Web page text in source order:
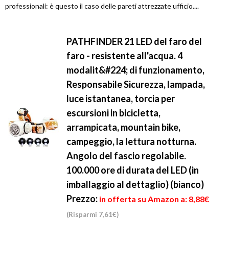
professionali: è questo il caso delle pareti attrezzate ufficio....
PATHFINDER 21 LED del faro del
faro - resistente all'acqua. 4
modalit&#224; di funzionamento,
Responsabile Sicurezza, lampada,
luce istantanea, torcia per
escursioni in bicicletta,
arrampicata, mountain bike,
campeggio, la lettura notturna.
Angolo del fascio regolabile.
100.000 ore di durata del LED (in
imballaggio al dettaglio) (bianco)
Prezzo: in offerta su Amazon a: 8,88€
(Risparmi 7,61€)